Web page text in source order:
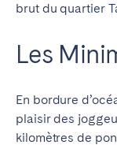
brut du quartier
Les
En bordure
plaisir des
kilomètres de